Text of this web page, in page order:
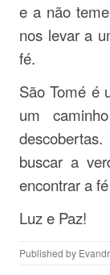
e a não
nos levar a
fé.
São Tomé é
um
buscar a
encontrar a
Luz e Paz!
Published by